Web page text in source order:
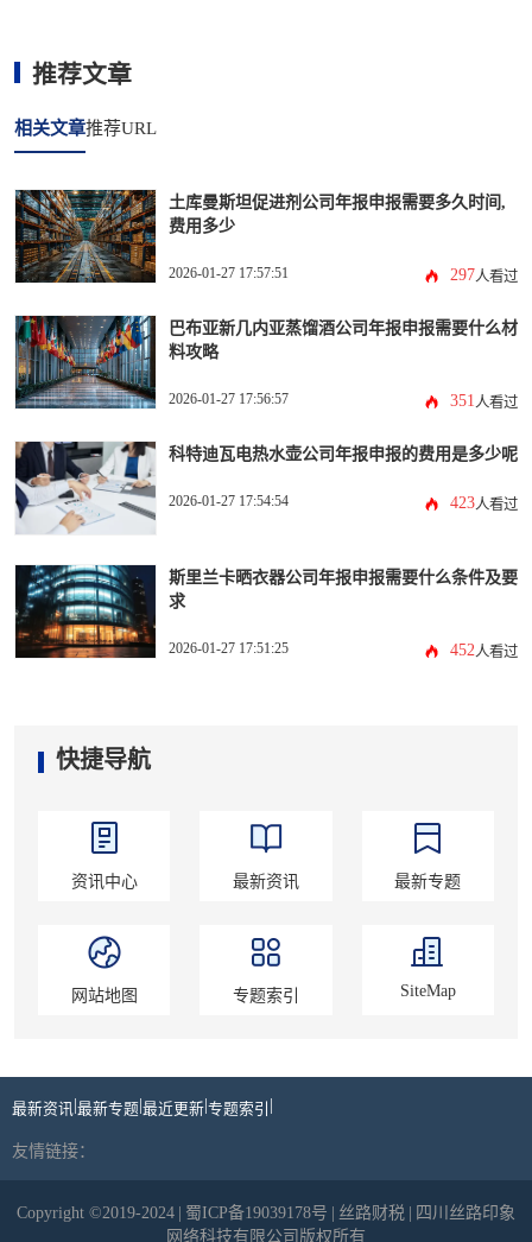
推荐文章
相关文章推荐URL
土库曼斯坦促进剂公司年报申报需要多久时间,
费用多少
2026-01-27 17:57:51 297人看过
巴布亚新几内亚蒸馏酒公司年报申报需要什么材
料攻略
2026-01-27 17:56:57 351人看过
科特迪瓦电热水壶公司年报申报的费用是多少呢
2026-01-27 17:54:54 423人看过
斯里兰卡晒衣器公司年报申报需要什么条件及要
求
2026-01-27 17:51:25 452人看过
快捷导航
资讯中心 最新资讯 最新专题
网站地图 专题索引 SiteMap
最新资讯 最新专题 最近更新 专题索引
友情链接：
Copyright ©2019-2024 蜀ICP备19039178号 丝路财税
四川丝路印象
网络科技有限公司版权所有